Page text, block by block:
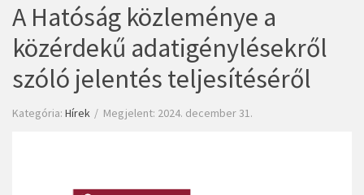
A Hatóság közleménye a
közérdekű adatigénylésekről
szóló jelentés teljesítéséről
Kategória: Hírek Megjelent: 2024. december 31.